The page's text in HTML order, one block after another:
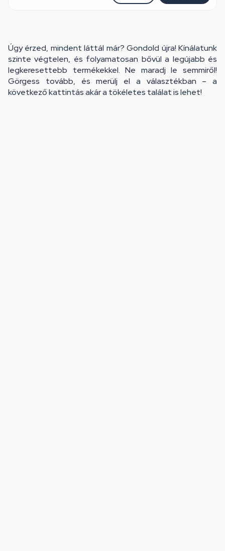
Úgy érzed, mindent láttál már? Gondold újra! Kínálatunk
szinte végtelen, és folyamatosan bővül a legújabb és
legkeresettebb termékekkel. Ne maradj le semmiről!
Görgess tovább, és merülj el a választékban – a
következő kattintás akár a tökéletes találat is lehet!